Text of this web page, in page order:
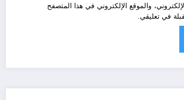
والموقع الإلكتروني في هذا المتصفح
في تعليقي.